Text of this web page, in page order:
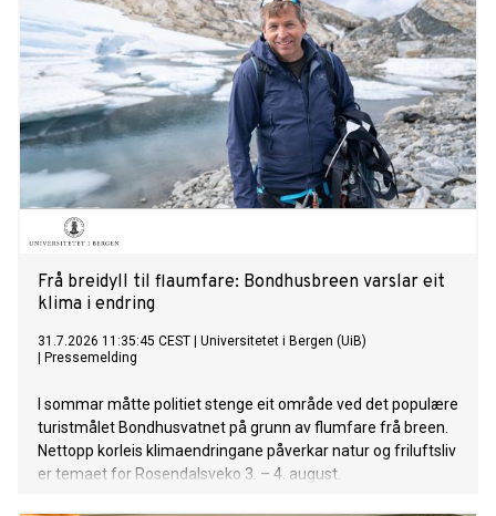
Frå breidyll til flaumfare: Bondhusbreen varslar eit
klima i endring
31.7.2026 11:35:45 CEST
Universitetet i Bergen (UiB)
Pressemelding
I sommar måtte politiet stenge eit område ved det populære
turistmålet Bondhusvatnet på grunn av flumfare frå breen.
Nettopp korleis klimaendringane påverkar natur og friluftsliv
er temaet for Rosendalsveko 3. – 4. august.